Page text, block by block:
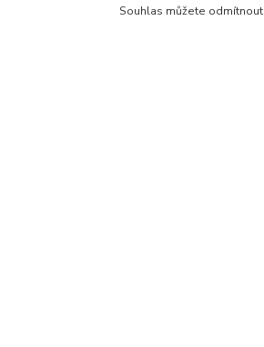
Souhlas můžete odmítnout